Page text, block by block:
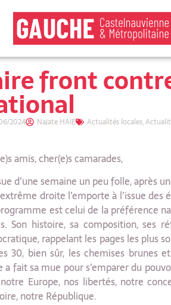
front
2024 Najate HAIE Actualités locales,
amis, cher(e)s camarades,
d’une semaine un peu folle, après
droite l’emporte à l’issue
est celui de la préférence
Son histoire, sa composition, ses
rappelant les pages les plus
30, bien sûr, les chemises brunes
a fait sa mue pour s’emparer du
Europe, nos libertés, notre
notre République.